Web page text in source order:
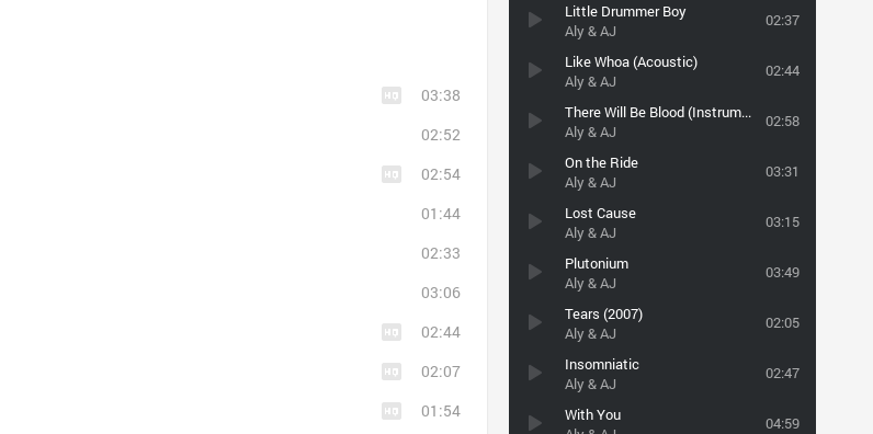
Little Drummer Boy
Aly & AJ
02:37
Like Whoa (Acoustic)
Aly & AJ
02:44
There Will Be Blood (Instrumental)
Aly & AJ
02:58
On the Ride
Aly & AJ
03:31
Lost Cause
Aly & AJ
03:15
Plutonium
Aly & AJ
03:49
Tears (2007)
Aly & AJ
02:05
Insomniatic
Aly & AJ
02:47
With You
04:59
03:38
02:52
02:54
01:44
02:33
03:06
02:44
02:07
01:54